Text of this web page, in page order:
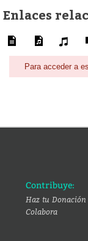
Enlaces
Para acceder a
Contribuye:
Haz tu Donación
Colabora